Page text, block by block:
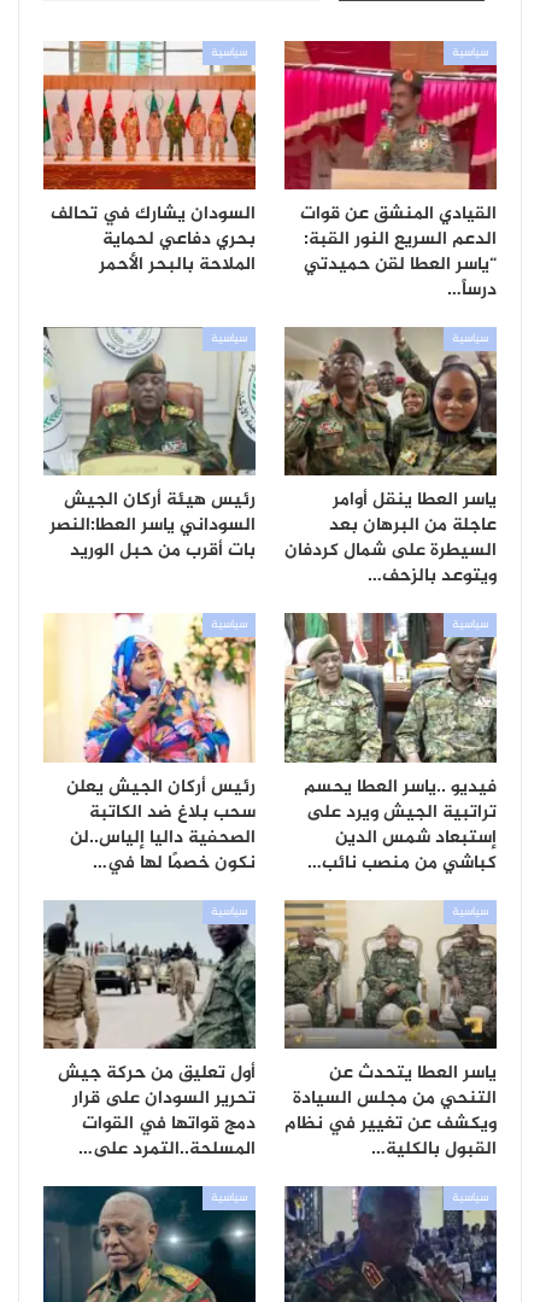
سياسية
القيادي المنشق عن قوات
الدعم السريع النور القبة:
“ياسر العطا لقن حميدتي
درساً…
سياسية
السودان يشارك في تحالف
بحري دفاعي لحماية
الملاحة بالبحر الأحمر
سياسية
ياسر العطا ينقل أوامر
عاجلة من البرهان بعد
السيطرة على شمال كردفان
ويتوعد بالزحف…
سياسية
رئيس هيئة أركان الجيش
السوداني ياسر العطا:النصر
بات أقرب من حبل الوريد
سياسية
فيديو ..ياسر العطا يحسم
تراتبية الجيش ويرد على
إستبعاد شمس الدين
كباشي من منصب نائب…
سياسية
رئيس أركان الجيش يعلن
سحب بلاغ ضد الكاتبة
الصحفية داليا إلياس..لن
نكون خصمًا لها في…
سياسية
ياسر العطا يتحدث عن
التنحي من مجلس السيادة
ويكشف عن تغيير في نظام
القبول بالكلية…
سياسية
أول تعليق من حركة جيش
تحرير السودان على قرار
دمج قواتها في القوات
المسلحة..التمرد على…
سياسية سياسية